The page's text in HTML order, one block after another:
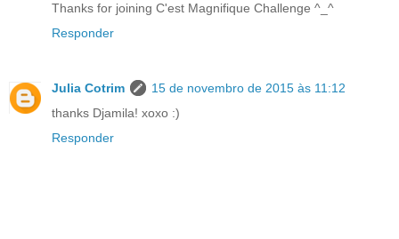
Thanks for joining C'est Magnifique Challenge ^_^
Responder
Julia Cotrim
15 de novembro de 2015 às 11:12
thanks Djamila! xoxo :)
Responder